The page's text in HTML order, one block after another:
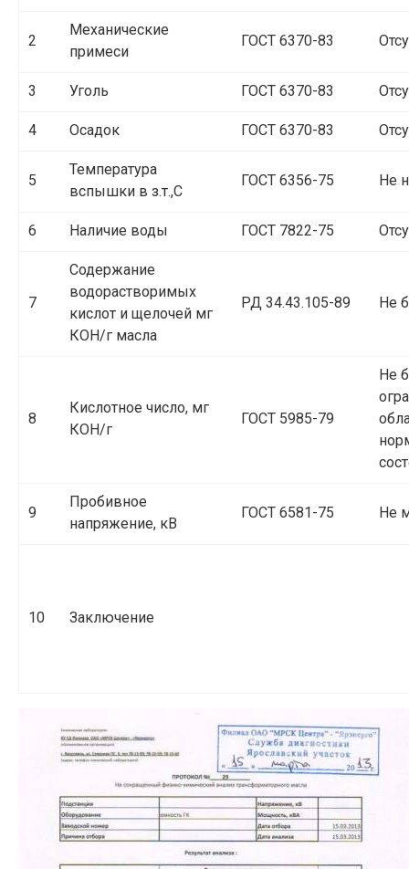
2
Механические
примеси
ГОСТ 6370-83
3 Уголь ГОСТ 6370-83
4 Осадок ГОСТ 6370-83
5
Температура
вспышки в з.т.,С
ГОСТ 6356-75 Не
6 Наличие воды ГОСТ 7822-75
7
Содержание
водорастворимых
кислот и щелочей мг
КОН/г масла
РД 34.43.105-89 Не
8
Кислотное число, мг
КОН/г
ГОСТ 5985-79
Не
9
Пробивное
напряжение, кВ
ГОСТ 6581-75 Не
10 Заключение